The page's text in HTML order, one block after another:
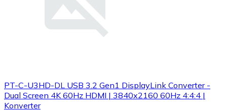
PT-C-U3HD-DL USB 3.2 Gen1 DisplayLink Converter -
Dual Screen 4K 60Hz HDMI | 3840x2160 60Hz 4:4:4 |
Konverter